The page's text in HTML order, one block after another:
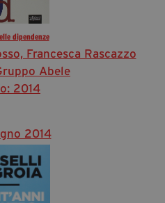
dipendenze
Francesca Rascazzo
Abele
2014
2014